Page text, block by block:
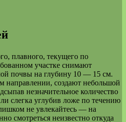
плавного, текущего по
участке снимают
почвы на глубину 10 — 15 см.
направлении, создают небольшой
незначительное количество
слегка углубив ложе по течению
не увлекайтесь — на
смотреться неизвестно откуда